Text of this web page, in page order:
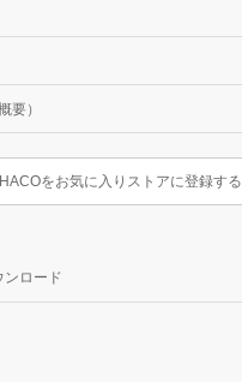
要）
をお気に入りストアに登録する
ンロード